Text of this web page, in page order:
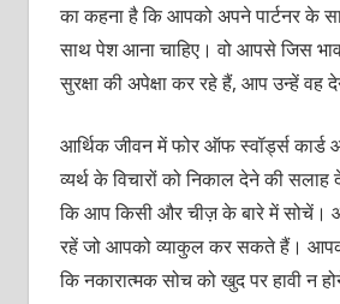
का कहना है कि आपको अपने पार्टनर के
साथ पेश आना चाहिए। वो आपसे जिस
सुरक्षा की अपेक्षा कर रहे हैं, आप उन्‍हें वह
आर्थिक जीवन में फोर ऑफ स्‍वॉर्ड्स
व्‍यर्थ के विचारों को निकाल देने की सलाह
कि आप किसी और चीज़ के बारे में सोचें।
रहें जो आपको व्‍याकुल कर सकते हैं।
कि नकारात्‍मक सोच को खुद पर हावी न